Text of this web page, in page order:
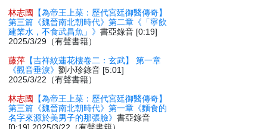
林志國
【為帝王上菜：歷代宮廷御醫傳奇】
第三篇《魏晉南北朝時代》第二章《「寧飲
建業水，不食武昌魚」》書亞錄音 [0:19]
2025/3/29（有聲書籍）
藤萍 【吉祥紋蓮花樓卷二：玄武】 第一章
《觀音垂淚》劉小珍錄音 [5:01]
2025/3/22（有聲書籍）
林志國
【為帝王上菜：歷代宮廷御醫傳奇】
第三篇《魏晉南北朝時代》第一章《麵食的
名字來源於美男子的那張臉》書亞錄音